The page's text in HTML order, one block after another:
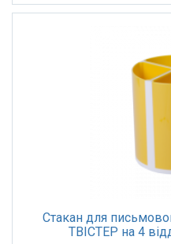
Стакан для
ТВІСТЕР на 4